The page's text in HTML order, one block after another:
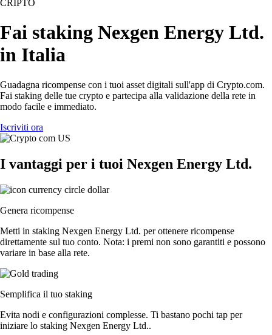
CRIPTO
Fai staking Nexgen Energy Ltd.
in Italia
Guadagna ricompense con i tuoi asset digitali sull'app di Crypto.com.
Fai staking delle tue crypto e partecipa alla validazione della rete in
modo facile e immediato.
Iscriviti ora
I vantaggi per i tuoi Nexgen Energy Ltd.
Genera ricompense
Metti in staking Nexgen Energy Ltd. per ottenere ricompense
direttamente sul tuo conto. Nota: i premi non sono garantiti e possono
variare in base alla rete.
Semplifica il tuo staking
Evita nodi e configurazioni complesse. Ti bastano pochi tap per
iniziare lo staking Nexgen Energy Ltd..